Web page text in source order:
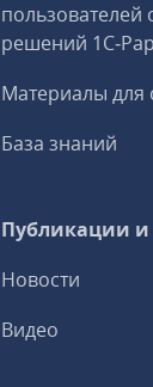
пользователей
решений
Материалы для
База знаний
Публикации и
Новости
Видео